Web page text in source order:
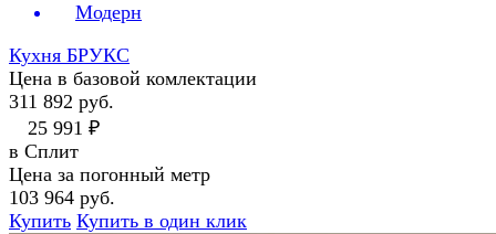
Модерн
Кухня БРУКС
Цена в базовой комлектации
311 892 руб.
25 991 ₽
в Сплит
Цена за погонный метр
103 964 руб.
Купить Купить в один клик